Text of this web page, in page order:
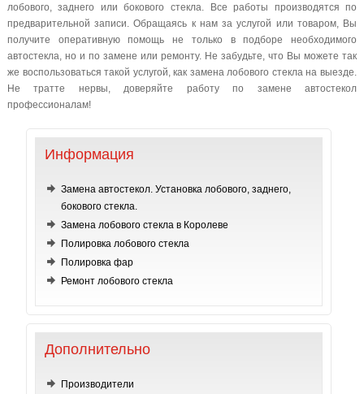
лобового, заднего или бокового стекла. Все работы производятся по
предварительной записи. Обращаясь к нам за услугой или товаром, Вы
получите оперативную помощь не только в подборе необходимого
автостекла, но и по замене или ремонту. Не забудьте, что Вы можете так
же воспользоваться такой услугой, как замена лобового стекла на выезде.
Не тратте нервы, доверяйте работу по замене автостекол
профессионалам!
Информация
Замена автостекол. Установка лобового, заднего,
бокового стекла.
Замена лобового стекла в Королеве
Полировка лобового стекла
Полировка фар
Ремонт лобового стекла
Дополнительно
Производители